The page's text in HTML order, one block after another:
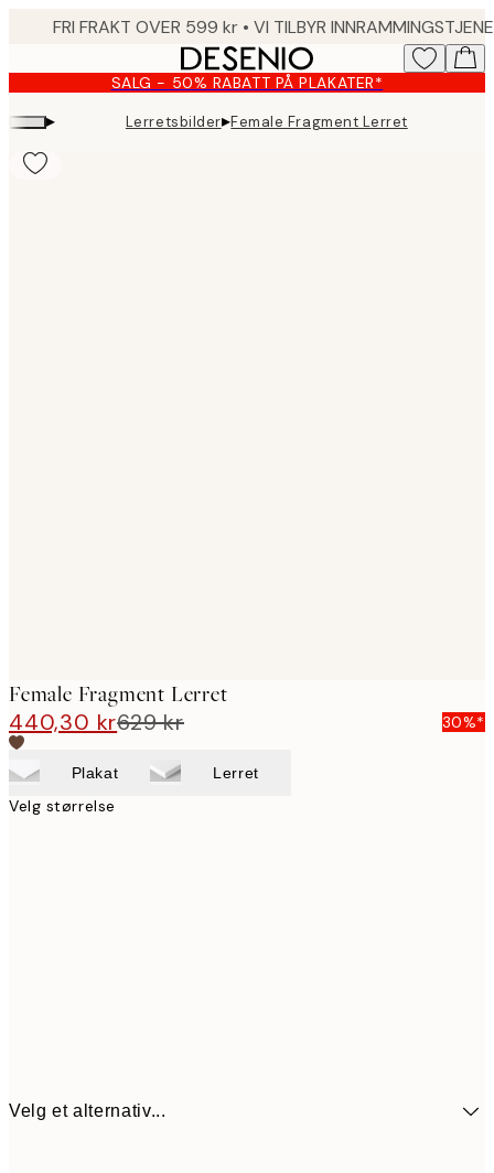
content.
SALG - 50% RABATT PÅ PLAKATER*
▸ Lerretsbilder▸Female Fragment Lerret
Female Fragment Lerret
440,30 kr629 kr 30%*
Plakat Lerret
Velg størrelse
Velg et alternativ...